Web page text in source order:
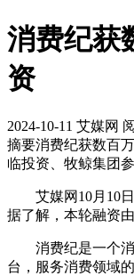
消费纪获
资
2024-10-11 艾媒网
摘要消费纪获数百
临投资、牧鲸集团参
艾媒网10月10日
据了解，本轮融资
消费纪是一个消
台，服务消费领域